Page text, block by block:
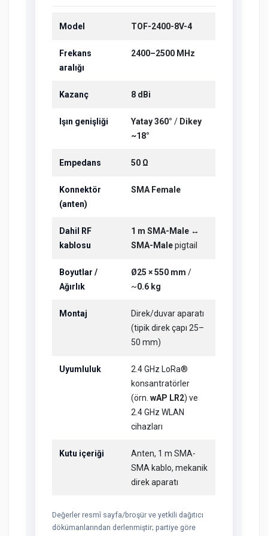
Model TOF-2400-8V-4
Frekans
aralığı
2400–2500 MHz
Kazanç 8 dBi
Işın genişliği Yatay 360° / Dikey
~18°
Empedans 50 Ω
Konnektör
(anten)
SMA Female
Dahil RF
kablosu
1 m SMA-Male ↔
SMA-Malepigtail
Boyutlar /
Ağırlık
Ø25 × 550 mm /
~0.6 kg
Montaj
Direk/duvar aparatı
(tipik direk çapı 25–
50 mm)
Uyumluluk
2.4 GHz LoRa®
konsantratörler
(örn. wAP LR2) ve
2.4 GHz WLAN
cihazları
Kutu içeriği
Anten, 1 m SMA-
SMA kablo, mekanik
direk aparatı
Değerler resmî sayfa/broşür ve yetkili dağıtıcı
dökümanlarından derlenmiştir; partiye göre